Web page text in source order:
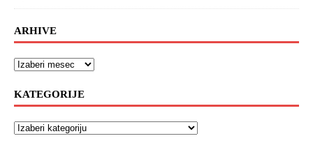
ARHIVE
KATEGORIJE